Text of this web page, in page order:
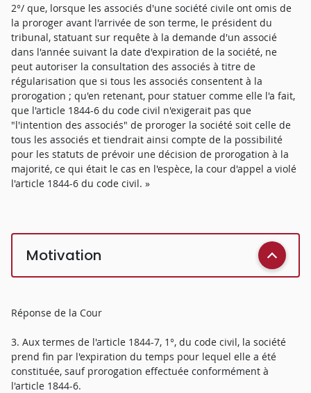
2°/ que, lorsque les associés d'une société civile ont omis de
la proroger avant l'arrivée de son terme, le président du
tribunal, statuant sur requête à la demande d'un associé
dans l'année suivant la date d'expiration de la société, ne
peut autoriser la consultation des associés à titre de
régularisation que si tous les associés consentent à la
prorogation ; qu'en retenant, pour statuer comme elle l'a fait,
que l'article 1844-6 du code civil n'exigerait pas que
"l'intention des associés" de proroger la société soit celle de
tous les associés et tiendrait ainsi compte de la possibilité
pour les statuts de prévoir une décision de prorogation à la
majorité, ce qui était le cas en l'espèce, la cour d'appel a violé
l'article 1844-6 du code civil. »
Motivation
Réponse de la Cour
3. Aux termes de l'article 1844-7, 1°, du code civil, la société
prend fin par l'expiration du temps pour lequel elle a été
constituée, sauf prorogation effectuée conformément à
l'article 1844-6.